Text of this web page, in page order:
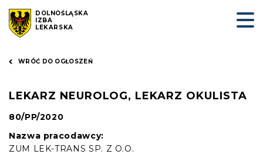
DOLNOŚLĄSKA
IZBA
LEKARSKA
WRÓĆ DO OGŁOSZEŃ
LEKARZ NEUROLOG, LEKARZ OKULISTA
80/PP/2020
Nazwa pracodawcy:
ZUM LEK-TRANS SP. Z O.O.